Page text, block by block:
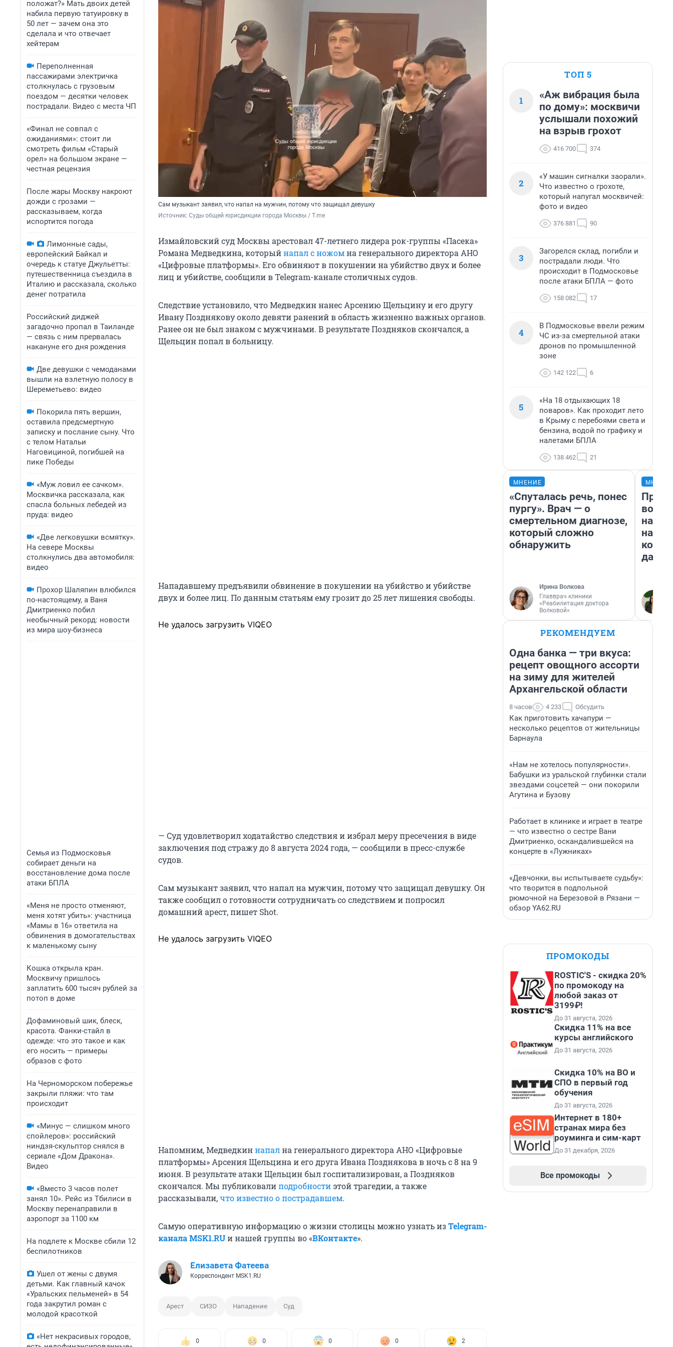
положат?» Мать двоих детей
набила первую татуировку в
50 лет — зачем она это
сделала и что отвечает
хейтерам
Переполненная
пассажирами электричка
столкнулась с грузовым
поездом — десятки человек
пострадали. Видео с места ЧП
«Финал не совпал с
ожиданиями»: стоит ли
смотреть фильм «Старый
орел» на большом экране —
честная рецензия
После жары Москву накроют
дожди с грозами —
рассказываем, когда
испортится погода
Лимонные сады,
европейский Байкал и
очередь к статуе Джульетты:
путешественница съездила в
Италию и рассказала, сколько
денег потратила
Российский диджей
загадочно пропал в Таиланде
— связь с ним прервалась
накануне его дня рождения
Две девушки с чемоданами
вышли на взлетную полосу в
Шереметьево: видео
Покорила пять вершин,
оставила предсмертную
записку и послание сыну. Что
с телом Натальи
Наговициной, погибшей на
пике Победы
«Муж ловил ее сачком».
Москвичка рассказала, как
спасла больных лебедей из
пруда: видео
«Две легковушки всмятку».
На севере Москвы
столкнулись два автомобиля:
видео
Прохор Шаляпин влюбился
по-настоящему, а Ваня
Дмитриенко побил
необычный рекорд: новости
из мира шоу-бизнеса
Семья из Подмосковья
собирает деньги на
восстановление дома после
атаки БПЛА
«Меня не просто отменяют,
меня хотят убить»: участница
«Мамы в 16» ответила на
обвинения в домогательствах
к маленькому сыну
Кошка открыла кран.
Москвичу пришлось
заплатить 600 тысяч рублей за
потоп в доме
Дофаминовый шик, блеск,
красота. Фанки-стайл в
одежде: что это такое и как
его носить — примеры
образов с фото
На Черноморском побережье
закрыли пляжи: что там
происходит
«Минус — слишком много
спойлеров»: российский
ниндзя-скульптор снялся в
сериале «Дом Дракона».
Видео
«Вместо 3 часов полет
занял 10». Рейс из Тбилиси в
Москву перенаправили в
аэропорт за 1100 км
На подлете к Москве сбили 12
беспилотников
Ушел от жены с двумя
детьми. Как главный качок
«Уральских пельменей» в 54
года закрутил роман с
молодой красоткой
«Нет некрасивых городов,
Сам музыкант заявил, что напал на мужчин, потому что защищал девушку
Источник: Суды общей юрисдикции города Москвы / T.me
Измайловский суд Москвы арестовал 47-летнего лидера рок-группы «Пасека»
Романа Медведкина, которыйнапал с ножомна генерального директора АНО
«Цифровые платформы». Его обвиняют в покушении на убийство двух и более
лиц и убийстве, сообщили в Telegram-канале столичных судов.
Следствие установило, что Медведкин нанес Арсению Щельцину и его другу
Ивану Позднякову около девяти ранений в область жизненно важных органов.
Ранее он не был знаком с мужчинами. В результате Поздняков скончался, а
Щельцин попал в больницу.
Нападавшему предъявили обвинение в покушении на убийство и убийстве
двух и более лиц. По данным статьям ему грозит до 25 лет лишения свободы.
Не удалось загрузить VIQEO
— Суд удовлетворил ходатайство следствия и избрал меру пресечения в виде
заключения под стражу до 8 августа 2024 года, — сообщили в пресс-службе
судов.
Сам музыкант заявил, что напал на мужчин, потому что защищал девушку. Он
также сообщил о готовности сотрудничать со следствием и попросил
домашний арест, пишет Shot.
Не удалось загрузить VIQEO
Напомним, Медведкиннапална генерального директора АНО «Цифровые
платформы» Арсения Щельцина и его друга Ивана Позднякова в ночь с 8 на 9
июня. В результате атаки Щельцин был госпитализирован, а Поздняков
скончался. Мы публиковалиподробностиэтой трагедии, а также
рассказывали,что известно о пострадавшем.
Самую оперативную информацию о жизни столицы можно узнать изTelegram-
канала MSK1.RUи нашей группы во «ВКонтакте».
Елизавета Фатеева
Корреспондент MSK1.RU
Арест СИЗО Нападение Суд
0 0 0 0 2
ТОП 5
1
«Аж вибрация была
по дому»: москвичи
услышали похожий
на взрыв грохот
416 700 374
2
«У машин сигналки заорали».
Что известно о грохоте,
который напугал москвичей:
фото и видео
376 881 90
3
Загорелся склад, погибли и
пострадали люди. Что
происходит в Подмосковье
после атаки БПЛА — фото
158 082 17
4
В Подмосковье ввели режим
ЧС из-за смертельной атаки
дронов по промышленной
зоне
142 122 6
5
«На 18 отдыхающих 18
поваров». Как проходит лето
в Крыму с перебоями света и
бензина, водой по графику и
налетами БПЛА
138 462 21
МНЕНИЕ
«Спуталась речь, понес
пургу». Врач — о
смертельном диагнозе,
который сложно
обнаружить
Ирина Волкова
Главврач клиники
«Реабилитация доктора
Волковой»
нам
даже
РЕКОМЕНДУЕМ
Одна банка — три вкуса:
рецепт овощного ассорти
на зиму для жителей
Архангельской области
8 часов 4 233 Обсудить
Как приготовить хачапури —
несколько рецептов от жительницы
Барнаула
«Нам не хотелось популярности».
Бабушки из уральской глубинки стали
звездами соцсетей — они покорили
Агутина и Бузову
Работает в клинике и играет в театре
— что известно о сестре Вани
Дмитриенко, оскандалившейся на
концерте в «Лужниках»
«Девчонки, вы испытываете судьбу»:
что творится в подпольной
рюмочной на Березовой в Рязани —
обзор YA62.RU
ПРОМОКОДЫ
ROSTIC'S - скидка 20%
по промокоду на
любой заказ от
3199₽!
До 31 августа, 2026
Скидка 11% на все
курсы английского
До 31 августа, 2026
Скидка 10% на ВО и
СПО в первый год
обучения
До 31 августа, 2026
Интернет в 180+
странах мира без
роуминга и сим-карт
До 31 декабря, 2026
Все промокоды